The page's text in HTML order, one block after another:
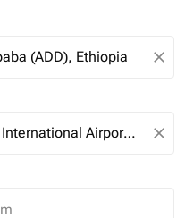
close
close